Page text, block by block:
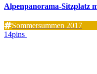
Alpenpanorama-Sitzplatz
Sommersummen 2017
14pins